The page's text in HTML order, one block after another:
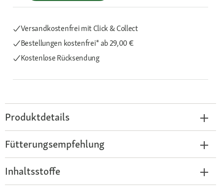
Versandkostenfrei mit Click & Collect
Bestellungen kostenfrei*ab 29,00 €
Kostenlose Rücksendung
Produktdetails
Fütterungsempfehlung
Inhaltsstoffe